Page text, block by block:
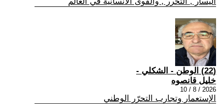
(22) الوطن - الشكلي -
خليل قانصوه
2026 / 8 / 10
الإستعمار وتجارب التحرّر الوطني